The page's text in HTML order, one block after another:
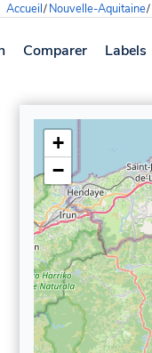
Accueil/Nouvelle-Aquitaine/
Comparer Labels
+
−